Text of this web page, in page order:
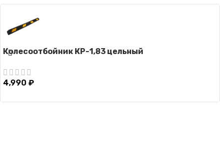
Колесоотбойник КР-1,83 цельный
4,990 ₽